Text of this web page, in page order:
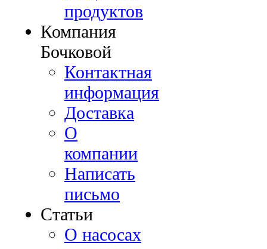
продуктов
Компания
Бочковой
Контактная
информация
Доставка
О
компании
Написать
письмо
Cтатьи
О насосах